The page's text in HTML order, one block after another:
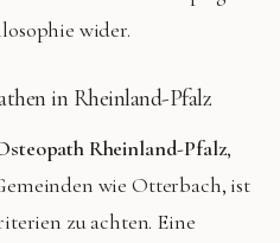
wider.
in Rheinland-Pfalz
Rheinland-Pfalz,
wie Otterbach, ist
zu achten. Eine